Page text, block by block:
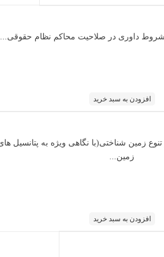
داوری در صلاحیت محاکم نظام حقوقی...
افزودن به سبد خرید
شناختی(با نگاهی ویژه به پتانسیل های
زمین...
افزودن به سبد خرید